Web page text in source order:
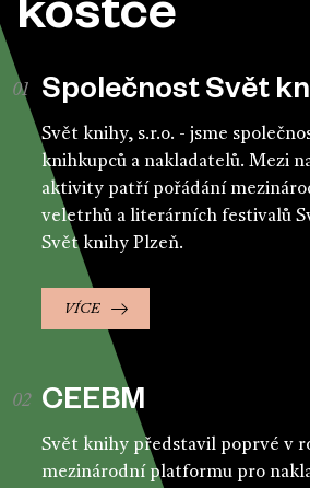
kostce
Společnost Svět
Svět knihy, s.r.o. - jsme
knihkupců a nakladatelů. Mezi
aktivity patří pořádání
veletrhů a literárních festivalů
Svět knihy Plzeň.
VÍCE
CEEBM
Svět knihy představil poprvé v
mezinárodní platformu pro